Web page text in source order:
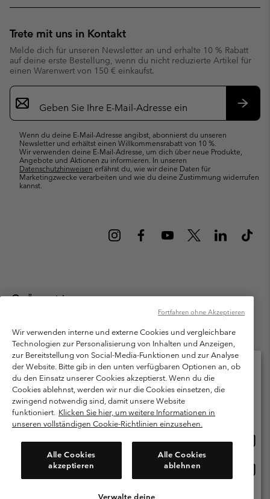
Trete mit uns in Kontakt
Melde dich für unseren Newsletter an und erhalte 10 % Rabatt
auf deine erste Bestellung, wenn du nicht reduzierte Artikel für
einen Warenwert von 150 € einkaufst.
Newsletter-
Anmeldung
Wenn du deine E-Mail-Adresse angibst, abonnierst du unseren
Newsletter und erhältst einen Willkommensrabatt von 10 %.
Wir verwenden deine E-Mail-Adresse, um dich über neue Produkte,
Angebote und Aktionen zu informieren. In unseren
Datenschutzhinweisen erfährst du, wie wir deine Daten für
Marketingzwecke verarbeiten und wie du deine Zustimmung widerrufen
kannst.
Österreich
Columbia Sportswear Austria GmbH. Moosfeldstraße 1, 5101
Bergheim, Salzburg Österreich. Alle Rechte vorbehalten.
Nutzungsbedingungen
Allgemeine Verkaufsbedingungen
Garantie
Datenschutzerklärung
Bestimmungen und Bedingungen des Mitglieder Programms
Nutzungsbedingungen Für Nutzergenerierte Inhalte
Cookies
Kundenservice: Mo- Fr. 9:00 - 13:00 & 14:00- 18:00 Uhr
(+)43720880525
Wir verwenden interne und externe Cookies und vergleichbare
Technologien zur Personalisierung von Inhalten und Anzeigen,
zur Bereitstellung von Social-Media-Funktionen und zur Analyse
der Website. Bitte gib in den unten verfügbaren Optionen an, ob
du den Einsatz unserer Cookies akzeptierst. Wenn du die
Cookies ablehnst, werden wir nur die Cookies einsetzen, die
zwingend notwendig sind, damit unsere Website
funktioniert. Klicken Sie hier, um weitere Informationen in
unseren vollständigen Cookie-Richtlinien einzusehen.
Alle Cookies
akzeptieren
Alle Cookies
ablehnen
Fortfahren ohne Akzeptieren
Bitte wählen Sie Ihr Lieferland und Ihre Sprache
Online-Einkauf verfügbar
Österreich